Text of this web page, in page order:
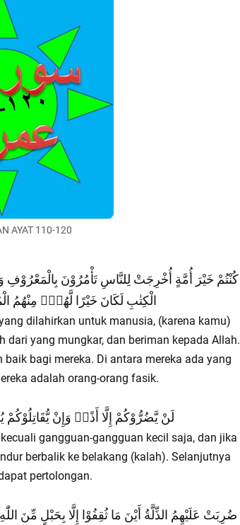
AYAT 110-120
كُنْتُمْ خَيْرَ أُمَّةٍ أُخْرِجَتْ لِلنَّاسِ تَأْمُرُوْنَ
الْكِتٰبِ لَكَانَ خَيْرًا لَّهُمْۗ مِنْهُمُ
dilahirkan untuk manusia, (karena kamu)
dari yang mungkar, dan beriman kepada Allah.
bagi mereka. Di antara mereka ada yang
adalah orang-orang fasik.
لَنْ يَّضُرُّوْكُمْ إِلَّا أَذًىۗ وَإِنْ يُّقَاتِلُوْكُمْ
gangguan-gangguan kecil saja, dan jika
berbalik ke belakang (kalah). Selanjutnya
pertolongan.
ضُرِبَتْ عَلَيْهِمُ الذِّلَّةُ أَيْنَ مَا ثُقِفُوْا إِلَّا بِحَبْلٍ مِّنَ